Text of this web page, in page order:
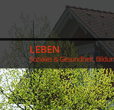
LEBEN
Soziales & Gesundheit,